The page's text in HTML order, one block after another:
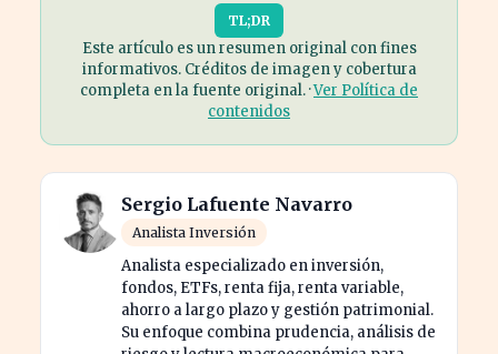
TL;DR
Este artículo es un resumen original con fines
informativos. Créditos de imagen y cobertura
completa en la fuente original. ·Ver Política de
contenidos
Sergio Lafuente Navarro
Analista Inversión
Analista especializado en inversión,
fondos, ETFs, renta fija, renta variable,
ahorro a largo plazo y gestión patrimonial.
Su enfoque combina prudencia, análisis de